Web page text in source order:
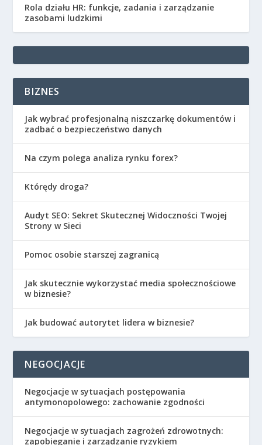
Rola działu HR: funkcje, zadania i zarządzanie
zasobami ludzkimi
BIZNES
Jak wybrać profesjonalną niszczarkę dokumentów i
zadbać o bezpieczeństwo danych
Na czym polega analiza rynku forex?
Którędy droga?
Audyt SEO: Sekret Skutecznej Widoczności Twojej
Strony w Sieci
Pomoc osobie starszej zagranicą
Jak skutecznie wykorzystać media społecznościowe
w biznesie?
Jak budować autorytet lidera w biznesie?
NEGOCJACJE
Negocjacje w sytuacjach postępowania
antymonopolowego: zachowanie zgodności
Negocjacje w sytuacjach zagrożeń zdrowotnych:
zapobieganie i zarządzanie ryzykiem